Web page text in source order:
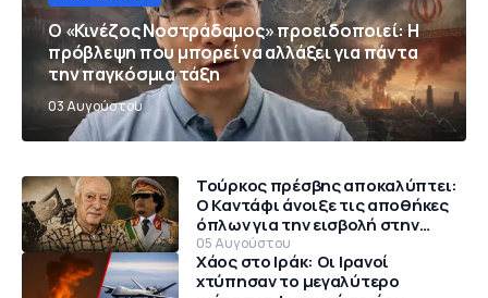
Ο «Κινέζος Νοστράδαμος» προειδοποιεί: Η
πρόβλεψη που μπορεί να αλλάξει για πάντα
την παγκόσμια τάξη
03 Αυγούστου
Τούρκος πρέσβης αποκαλύπτει:
Ο Καντάφι άνοιξε τις αποθήκες
όπλων για την εισβολή στην
Κύπρο το 1974
05 Αυγούστου
Χάος στο Ιράκ: Οι Ιρανοί
χτύπησαν το μεγαλύτερο